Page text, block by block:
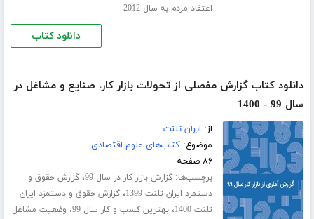
اعتقاد مردم به سال 2012
دانلود کتاب
دانلود کتاب گزارش مفصلی از تحولات بازار کار، صنایع و مشاغل در
سال 99 - 1400
از: ایران تلنت
موضوع:کتاب‌های علوم اقتصادی
۸۶ صفحه
برچسب‌ها:گزارش بازار کار در سال 99 ،گزارش حقوق و
دستمزد ایران تلنت 1399
،گزارش حقوق و دستمزد ایران
تلنت 1400
،بهترین کسب و کار سال 99 ، وضعیت مشاغل